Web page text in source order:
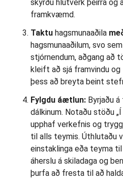
skýrðu hlutverk þeirra og
framkvæmd.
Taktu hagsmunaaðila
hagsmunaaðilum, svo
stjórnendum, aðgang að
kleift að sjá framvindu
þess að breyta beint
Fylgdu áætlun: Byrjaðu
dálkinum. Notaðu stöðu
upphaf verkefnis og
til alls teymis. Úthlutaðu
einstaklinga eða teyma
áherslu á skiladaga og
þurfa að fresta til að